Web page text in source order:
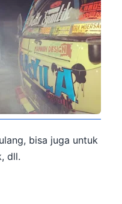
bisa juga untuk
dll.